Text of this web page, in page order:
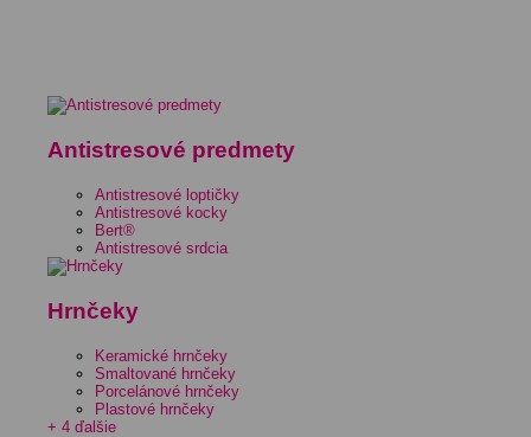
Antistresové predmety
Antistresové loptičky
Antistresové kocky
Bert®
Antistresové srdcia
Hrnčeky
Keramické hrnčeky
Smaltované hrnčeky
Porcelánové hrnčeky
Plastové hrnčeky
+ 4 ďalšie